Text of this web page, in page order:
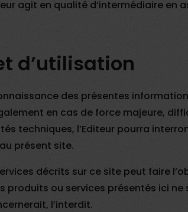
agit en qualité d’intermédiaire en
d’utilisation
des présentes
en cas de force majeure,
techniques, l’Editeur pourra
présent site.
décrits sur ce site peut faire
produits ou services présentés ici
l’interdit.